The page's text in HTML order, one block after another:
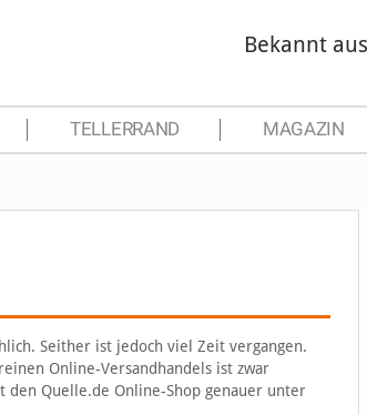
Bekannt aus
TELLERRAND MAGAZIN
Seither ist jedoch viel Zeit vergangen.
Online-Versandhandels ist zwar
Quelle.de Online-Shop genauer unter